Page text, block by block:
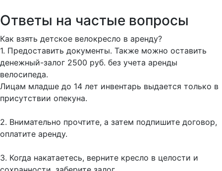
Ответы на частые вопросы
Как взять детское велокресло в аренду?
1. Предоставить документы. Также можно оставить
денежный-залог 2500 руб. без учета аренды
велосипеда.
Лицам младше до 14 лет инвентарь выдается только в
присутствии опекуна.
2. Внимательно прочтите, а затем подпишите договор,
оплатите аренду.
3. Когда накатаетесь, верните кресло в целости и